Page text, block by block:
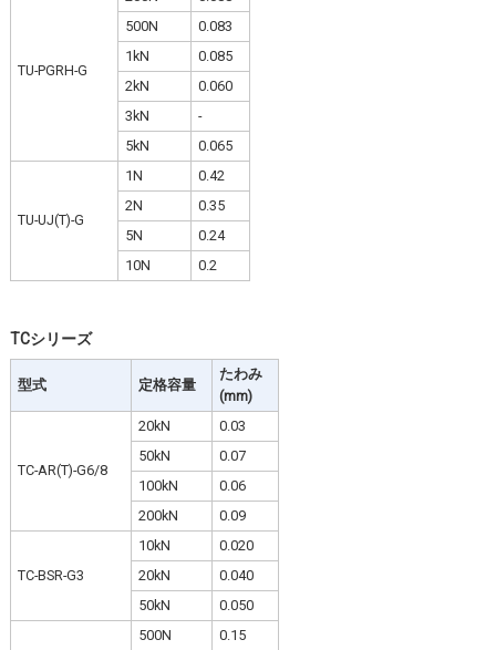
TU-PGRH-G
500N
0.083
1kN
0.085
2kN
0.060
3kN
-
5kN
0.065
TU-UJ(T)-G
1N
0.42
2N
0.35
5N
0.24
10N
0.2
TCシリーズ
型式 定格容量
たわみ
(mm)
TC-AR(T)-G6/8
20kN
0.03
50kN
0.07
100kN
0.06
200kN
0.09
TC-BSR-G3
10kN
0.020
20kN
0.040
50kN
0.050
500N
0.15